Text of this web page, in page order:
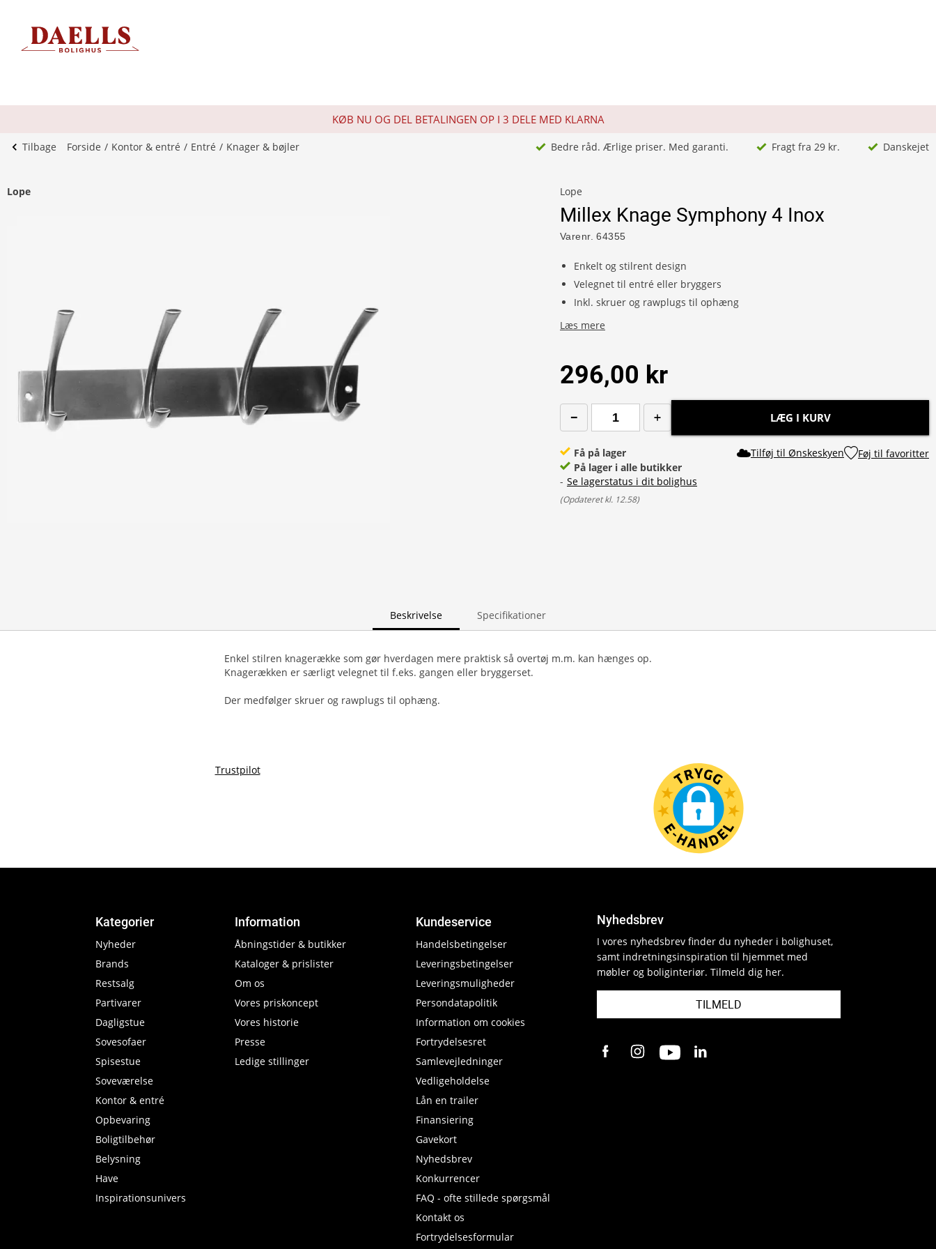
KØB NU OG DEL BETALINGEN OP I 3 DELE MED KLARNA
Tilbage Forside Kontor & entré Entré Knager & bøjler Bedre råd. Ærlige priser. Med garanti. Fragt fra 29 kr. Danskejet
Lope Lope
Millex Knage Symphony 4 Inox
Varenr. 64355
Enkelt og stilrent design
Velegnet til entré eller bryggers
Inkl. skruer og rawplugs til ophæng
Læs mere
296,00 kr
LÆG I KURV
Få på lager
På lager i alle butikker
- Se lagerstatus i dit bolighus
(Opdateret kl. 12.58)
Tilføj til Ønskeskyen Føj til favoritter
Beskrivelse Specifikationer
Enkel stilren knagerække som gør hverdagen mere praktisk så overtøj m.m. kan hænges op.
Knagerækken er særligt velegnet til f.eks. gangen eller bryggerset.
Der medfølger skruer og rawplugs til ophæng.
Trustpilot
Kategorier
Nyheder
Brands
Restsalg
Partivarer
Dagligstue
Sovesofaer
Spisestue
Soveværelse
Kontor & entré
Opbevaring
Boligtilbehør
Belysning
Have
Inspirationsunivers
Information
Åbningstider & butikker
Kataloger & prislister
Om os
Vores priskoncept
Vores historie
Presse
Ledige stillinger
Kundeservice
Handelsbetingelser
Leveringsbetingelser
Leveringsmuligheder
Persondatapolitik
Information om cookies
Fortrydelsesret
Samlevejledninger
Vedligeholdelse
Lån en trailer
Finansiering
Gavekort
Nyhedsbrev
Konkurrencer
FAQ - ofte stillede spørgsmål
Kontakt os
Fortrydelsesformular
Nyhedsbrev
I vores nyhedsbrev finder du nyheder i bolighuset,
samt indretningsinspiration til hjemmet med
møbler og boliginteriør. Tilmeld dig her.
TILMELD